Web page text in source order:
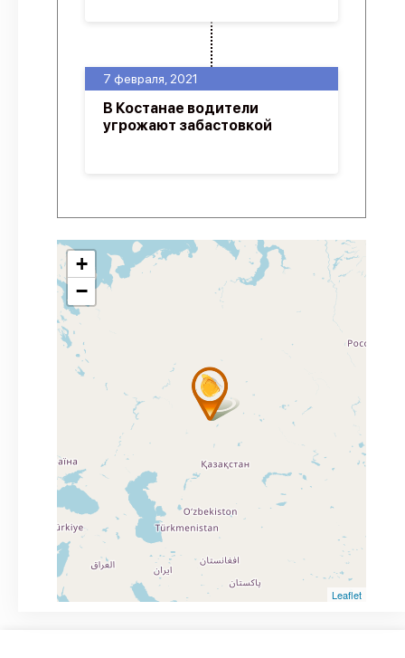
7 февраля, 2021
В Костанае водители
угрожают забастовкой
+
−
Leaflet